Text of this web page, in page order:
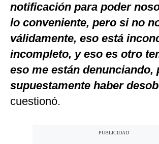
notificación para poder
lo conveniente, pero si no
válidamente, eso está
incompleto, y eso es otro
eso me están denunciando,
supuestamente haber
cuestionó.